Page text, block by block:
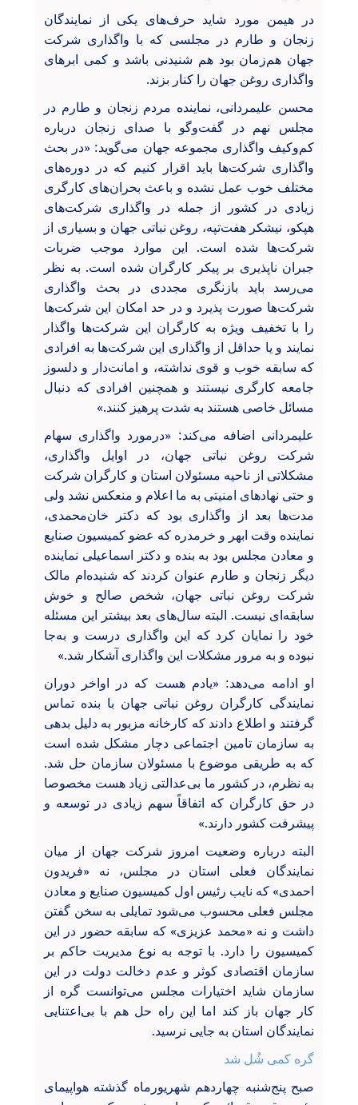
در هیمن مورد شاید حرف‌های یکی از نمایندگان
زنجان و طارم در مجلسی که با واگذاری شرکت
جهان هم‌زمان بود هم شنیدنی باشد و کمی ابرهای
واگذاری روغن جهان را کنار بزند.
محسن علیمردانی، نماینده مردم زنجان و طارم در
مجلس نهم در گفت‌وگو با صدای زنجان درباره
کم‌وکیف واگذاری مجموعه جهان می‌گوید: «در بحث
واگذاری شرکت‌ها باید اقرار کنیم که در دوره‌های
مختلف خوب عمل نشده و باعث بحران‌های کارگری
زیادی در کشور از جمله در واگذاری شرکت‌های
هپکو، نيشکر هفت‌تپه، روغن نباتی جهان و بسیاری از
شرکت‌ها شده است. این موارد موجب ضربات
جبران ناپذیری بر پیکر کارگران شده است. به نظر
می‌رسد باید بازنگری مجددی در بحث واگذاری
شرکت‌ها صورت پذیرد و در حد امکان این شرکت‌ها
را با تخفیف ویژه به کارگران این شرکت‌ها واگذار
نمایند و یا حداقل از واگذاری این شرکت‌ها به افرادی
که سابقه خوب و قوی نداشته، و امانت‌دار و دلسوز
جامعه کارگری نیستند و همچنین افرادی که دنبال
مسائل خاصی هستند به شدت پرهیز کنند.»
علیمردانی اضافه می‌کند: «درمورد واگذاری سهام
شرکت روغن نباتی جهان، در اوایل واگذاری،
مشکلاتی از ناحیه مسئولان استان و کارگران شرکت
و حتی نهادهای امنیتی به ما اعلام و منعکس نشد ولی
مدت‌ها بعد از واگذاری بود که دکتر خان‌محمدی،
نماینده وقت ابهر و خرمدره که عضو کمیسیون صنایع
و معادن مجلس بود به بنده و دکتر اسماعیلی نماینده
دیگر زنجان و طارم عنوان کردند که شنیده‌ام مالک
شرکت روغن نباتی جهان، شخص صالح و خوش
سابقه‌ای نیست. البته سال‌های بعد بیشتر این مسئله
خود را نمایان کرد که این واگذاری درست و به‌جا
نبوده و به مرور مشکلات این واگذاری آشکار شد.»
او ادامه می‌دهد: «یادم هست که در اواخر دوران
نمایندگی کارگران روغن نباتی جهان با بنده تماس
گرفتند و اطلاع دادند که کارخانه مزبور به دلیل بدهی
به سازمان تامین اجتماعی دچار مشکل شده است
که به طریقی موضوع با مسئولان سازمان حل شد.
به نظرم، در کشور ما بی‌عدالتی زیاد هست مخصوصا
در حق کارگران که اتفاقاً سهم زیادی در توسعه و
پیشرفت کشور دارند.»
البته درباره وضعیت امروز شرکت جهان از میان
نمایندگان فعلی استان در مجلس، نه «فریدون
احمدی» که نایب رئیس اول کمیسیون صنایع و معادن
مجلس فعلی محسوب می‌شود تمایلی به سخن گفتن
داشت و نه «محمد عزیزی» که سابقه حضور در این
کمیسیون را دارد. با توجه به نوع مدیریت حاکم بر
سازمان اقتصادی کوثر و عدم دخالت دولت در این
سازمان شاید اختیارات مجلس می‌توانست گره از
کار جهان باز کند اما این راه‌ حل هم با بی‌اعتنایی
نمایندگان استان به جایی نرسید.
گره کمی شُل شد
صبح پنج‌شنبه چهاردهم شهریورماه گذشته هواپیمای